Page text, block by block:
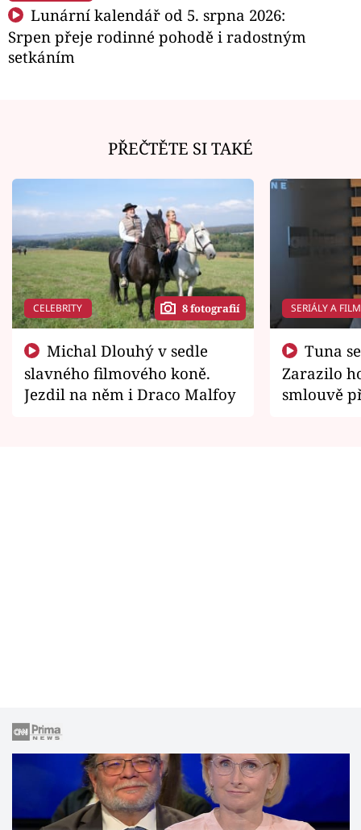
Lunární kalendář od 5. srpna 2026:
Srpen přeje rodinné pohodě i radostným
setkáním
PŘEČTĚTE SI TAKÉ
CELEBRITY 8 fotografií
slavného filmového koně.
Jezdil na něm i Draco Malfoy
SERIÁLY A
Zarazilo
smlouvě